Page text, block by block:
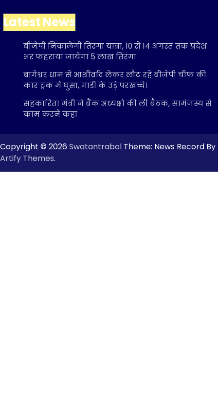
Latest News
बीजेपी निकालेगी तिरंगा यात्रा, 10 से 14 अगस्त तक प्रदेश
भर फहराया जायेगा 5 लाख तिरंगा
बागेश्वर धाम से आशीर्वाद लेकर लौट रहे बीजेपी चीफ की
कार ट्रक में घुसा, गाडी के उड़े परखच्चे।
सहकारिता मंत्री ने बैंक अध्यक्षो की ली बैठक, सामंजस्य से
काम करने कहा
Copyright © 2026 Swatantrabol Theme: News Record By
Artify Themes.